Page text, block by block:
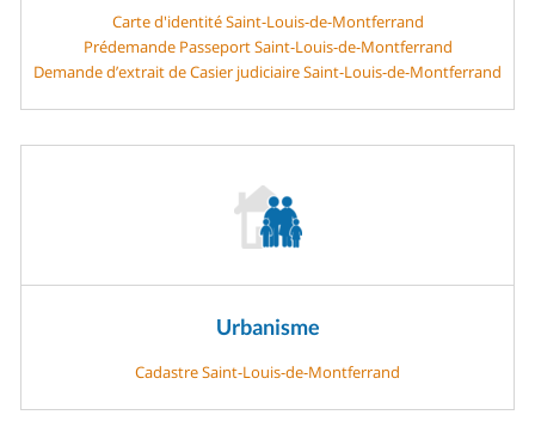
Carte d'identité Saint-Louis-de-Montferrand
Prédemande Passeport Saint-Louis-de-Montferrand
Demande d’extrait de Casier judiciaire Saint-Louis-de-Montferrand
Urbanisme
Cadastre Saint-Louis-de-Montferrand